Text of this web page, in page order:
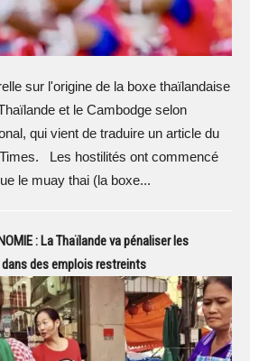
sur l'origine de la boxe thaïlandaise
et le Cambodge selon
qui vient de traduire un article du
Les hostilités ont commencé
le muay thai (la boxe...
: La Thaïlande va pénaliser les
des emplois restreints